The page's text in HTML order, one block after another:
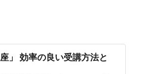
」 効率の良い受講方法と